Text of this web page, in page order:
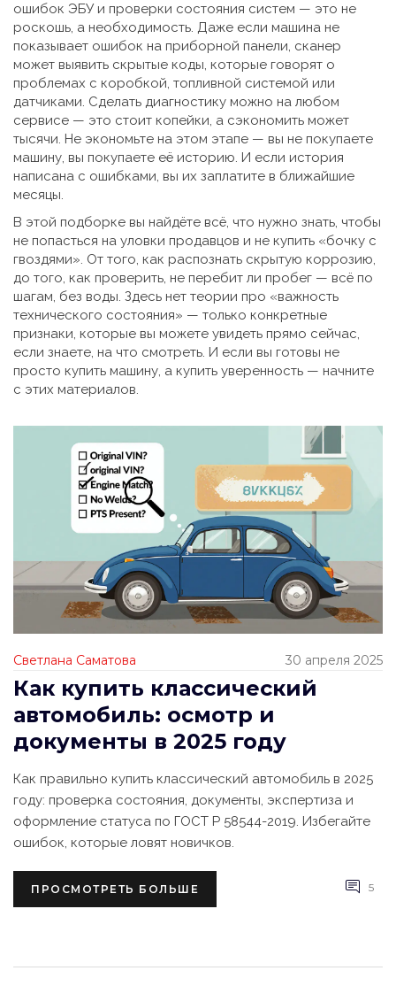
ошибок ЭБУ и проверки состояния систем — это не
роскошь, а необходимость. Даже если машина не
показывает ошибок на приборной панели, сканер
может выявить скрытые коды, которые говорят о
проблемах с коробкой, топливной системой или
датчиками. Сделать диагностику можно на любом
сервисе — это стоит копейки, а сэкономить может
тысячи. Не экономьте на этом этапе — вы не покупаете
машину, вы покупаете её историю. И если история
написана с ошибками, вы их заплатите в ближайшие
месяцы.
В этой подборке вы найдёте всё, что нужно знать, чтобы
не попасться на уловки продавцов и не купить «бочку с
гвоздями». От того, как распознать скрытую коррозию,
до того, как проверить, не перебит ли пробег — всё по
шагам, без воды. Здесь нет теории про «важность
технического состояния» — только конкретные
признаки, которые вы можете увидеть прямо сейчас,
если знаете, на что смотреть. И если вы готовы не
просто купить машину, а купить уверенность — начните
с этих материалов.
Светлана Саматова 30 апреля 2025
Как купить классический
автомобиль: осмотр и
документы в 2025 году
Как правильно купить классический автомобиль в 2025
году: проверка состояния, документы, экспертиза и
оформление статуса по ГОСТ Р 58544-2019. Избегайте
ошибок, которые ловят новичков.
ПРОСМОТРЕТЬ БОЛЬШЕ 5